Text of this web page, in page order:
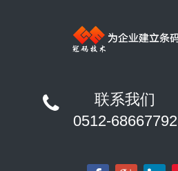
联系我们
0512-68667792